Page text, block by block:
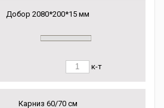
Добор 2080*200*15 мм
к-т
Карниз 60/70 см